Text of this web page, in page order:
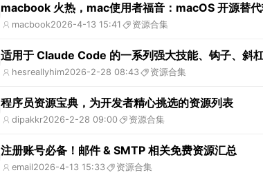
macbook 火热，mac使用者福音：macOS 开源替
macbook2026-4-13 15:41 资源合集
适用于 Claude Code 的一系列强大技能、钩子、斜
hesreallyhim2026-2-28 08:43 资源合集
程序员资源宝典，为开发者精心挑选的资源列表
dipakkr2026-2-28 09:00 资源合集
注册账号必备！邮件 & SMTP 相关免费资源汇总
email2026-4-13 15:33 资源合集